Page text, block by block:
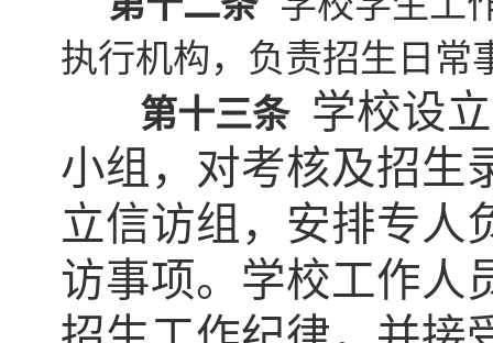
执行机构，负责招生日常
第十三条 学校设
小组，对考核及招生
立信访组，安排专人
访事项。学校工作人